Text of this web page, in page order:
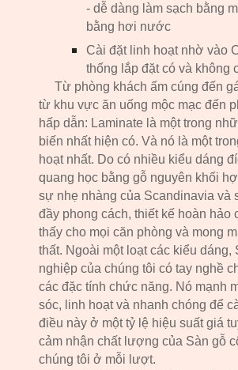
- dễ dàng làm sạch bằng
bằng hơi nước
Cài đặt linh hoạt nhờ vào
thống lắp đặt có và không
Từ phòng khách ấm cúng đến
từ khu vực ăn uống mộc mạc đến
hấp dẫn: Laminate là một trong
biến nhất hiện có. Và nó là một
hoạt nhất. Do có nhiều kiểu dáng
quang học bằng gỗ nguyên khối
sự nhẹ nhàng của Scandinavia và
đầy phong cách, thiết kế hoàn hảo
thấy cho mọi căn phòng và mong
thất. Ngoài một loạt các kiểu dáng,
nghiệp của chúng tôi có tay nghề
các đặc tính chức năng. Nó mạnh
sóc, linh hoạt và nhanh chóng để
điều này ở một tỷ lệ hiệu suất giá
cảm nhận chất lượng của Sàn gỗ
chúng tôi ở mỗi lượt.